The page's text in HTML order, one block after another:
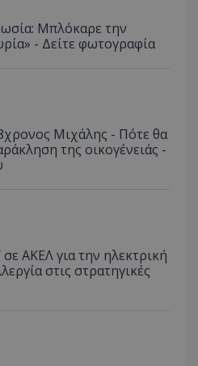
Μπλόκαρε την
- Δείτε φωτογραφία
Μιχάλης - Πότε θα
της οικογένειάς -
ΑΚΕΛ για την ηλεκτρική
στις στρατηγικές